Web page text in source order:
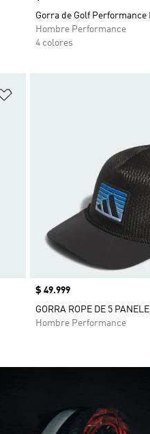
Gorra de Golf Performance
Hombre Performance
4 colores
Precio
$ 49.999
GORRA ROPE DE 5
Hombre Performance